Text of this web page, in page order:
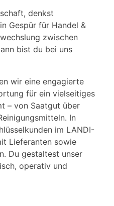
denkst
Gespür für Handel &
zwischen
bist du bei uns
wir eine engagierte
für ein vielseitiges
– von Saatgut über
In
im LANDI-
Lieferanten sowie
Du gestaltest unser
operativ und